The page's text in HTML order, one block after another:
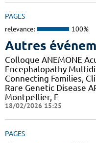
PAGES
relevance: 100%
Autres
Colloque ANEMONE
Encephalopathy
Connecting Families,
Rare Genetic Disease
Montpellier, F
18/02/2026 15:25
PAGES